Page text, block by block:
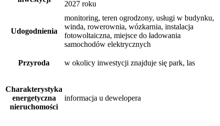
2027 roku
Udogodnienia
monitoring, teren ogrodzony, usługi w budynku,
winda, rowerownia, wózkarnia, instalacja
fotowoltaiczna, miejsce do ładowania
samochodów elektrycznych
Przyroda w okolicy inwestycji znajduje się park, las
Charakterystyka
energetyczna
nieruchomości
informacja u dewelopera